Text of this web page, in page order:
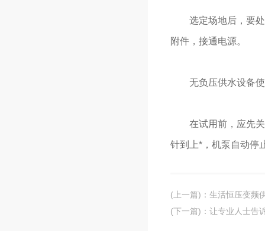
选定场地后，要处
附件，接通电源。
无负压供水设备使
在试用前，应先关
针到上*，机泵自动停
(上一篇) ： 生活恒压变频
(下一篇) ： 让专业人士告